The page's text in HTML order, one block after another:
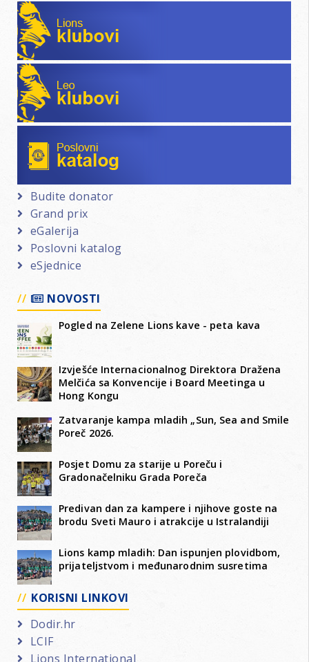
Lions klubovi
Leo klubovi
Budite donator
Grand prix
eGalerija
Poslovni katalog
eSjednice
NOVOSTI
Pogled na Zelene Lions kave - peta kava
Izvješće Internacionalnog Direktora Dražena
Melčića sa Konvencije i Board Meetinga u
Hong Kongu
Zatvaranje kampa mladih „Sun, Sea and Smile
Poreč 2026.
Posjet Domu za starije u Poreču i
Gradonačelniku Grada Poreča
Predivan dan za kampere i njihove goste na
brodu Sveti Mauro i atrakcije u Istralandiji
Lions kamp mladih: Dan ispunjen plovidbom,
prijateljstvom i međunarodnim susretima
KORISNI LINKOVI
Dodir.hr
LCIF
Lions International